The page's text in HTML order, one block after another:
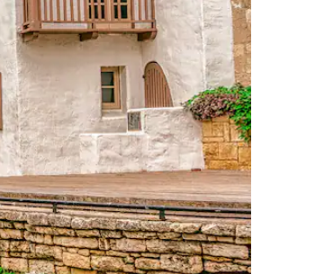
tai pyyhkäisemällä.